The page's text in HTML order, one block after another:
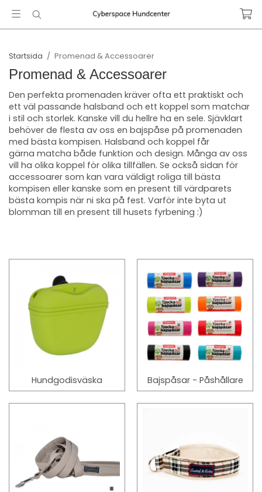
Startsida / Promenad & Accessoarer
Promenad & Accessoarer
Den perfekta promenaden kräver ofta ett praktiskt och
ett väl passande halsband och ett koppel som matchar
i stil och storlek. Kanske vill du hellre ha en sele. Sjävklart
behöver de flesta av oss en bajspåse på promenaden
med bästa kompisen. Halsband och koppel får
gärna matcha både funktion och design. Många av oss
vill ha olika koppel för olika tillfällen. Se också sidan för
accessoarer som kan vara väldigt roliga till bästa
kompisen eller kanske som en present till värdparets
bästa kompis när ni ska på fest. Varför inte byta ut
blomman till en present till husets fyrbening :)
Hundgodisväska Bajspåsar - Påshållare